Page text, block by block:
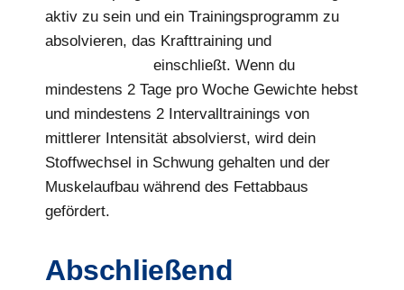
aktiv zu sein und ein Trainingsprogramm zu
absolvieren, das Krafttraining und
einschließt. Wenn du
mindestens 2 Tage pro Woche Gewichte hebst
und mindestens 2 Intervalltrainings von
mittlerer Intensität absolvierst, wird dein
Stoffwechsel in Schwung gehalten und der
Muskelaufbau während des Fettabbaus
gefördert.
Abschließend